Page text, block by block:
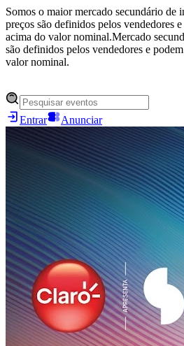
Somos o maior mercado secundário de
preços são definidos pelos vendedores
acima do valor nominal.Mercado
são definidos pelos vendedores e
valor nominal.
Entrar Anunciar